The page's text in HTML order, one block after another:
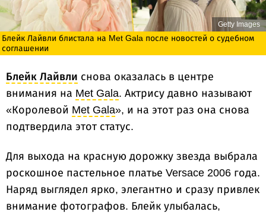
Getty Images
Блейк Лайвли блистала на Met Gala после новостей о судебном
соглашении
Блейк Лайвли снова оказалась в центре
внимания на Met Gala. Актрису давно называют
«Королевой Met Gala», и на этот раз она снова
подтвердила этот статус.
Для выхода на красную дорожку звезда выбрала
роскошное пастельное платье Versace 2006 года.
Наряд выглядел ярко, элегантно и сразу привлек
внимание фотографов. Блейк улыбалась,